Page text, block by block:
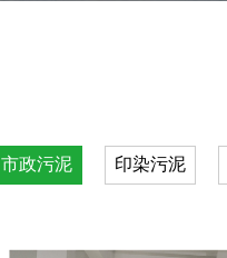
市政污泥 印染污泥